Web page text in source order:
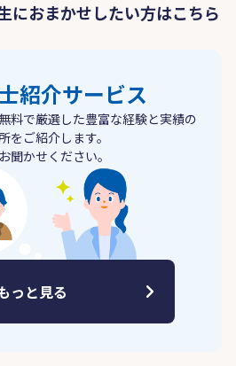
におまかせしたい方はこちら
紹介サービス
料で厳選した豊富な経験と実績の
をご紹介します。
聞かせください。
っと見る